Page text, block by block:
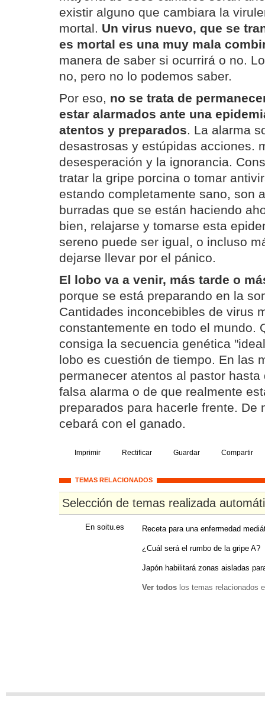
existir alguno que cambiara la
mortal. Un virus nuevo, que se
es mortal es una muy mala
manera de saber si ocurrirá o no.
no, pero no lo podemos saber.
Por eso, no se trata de
estar alarmados ante una
atentos y preparados. La alarma
desastrosas y estúpidas acciones.
desesperación y la ignorancia.
tratar la gripe porcina o tomar
estando completamente sano, son
burradas que se están haciendo
bien, relajarse y tomarse esta
sereno puede ser igual, o incluso
dejarse llevar por el pánico.
El lobo va a venir, más tarde o
porque se está preparando en la
Cantidades inconcebibles de virus
constantemente en todo el mundo.
consiga la secuencia genética
lobo es cuestión de tiempo. En las
permanecer atentos al pastor
falsa alarma o de que realmente
preparados para hacerle frente. De
cebará con el ganado.
Imprimir Rectificar Guardar Compartir
TEMAS RELACIONADOS
Selección de temas realizada
En soitu.es Receta para una enfermedad
¿Cuál será el rumbo de la gripe A?
Japón habilitará zonas aisladas
Ver todos los temas relacionados